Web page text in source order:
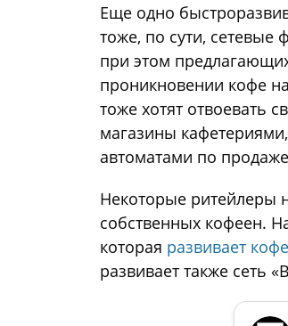
Еще одно
тоже, по сути,
при этом
проникновении кофе
тоже хотят отвоевать
магазины
автоматами по
Некоторые ритейлеры
собственных кофеен.
которая развивает
развивает также сеть